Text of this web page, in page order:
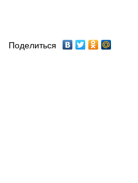
Поделиться